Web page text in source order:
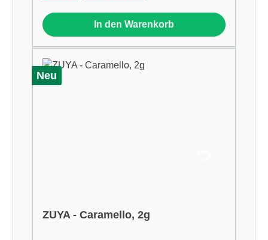
In den Warenkorb
Neu
ZUYA - Caramello, 2g